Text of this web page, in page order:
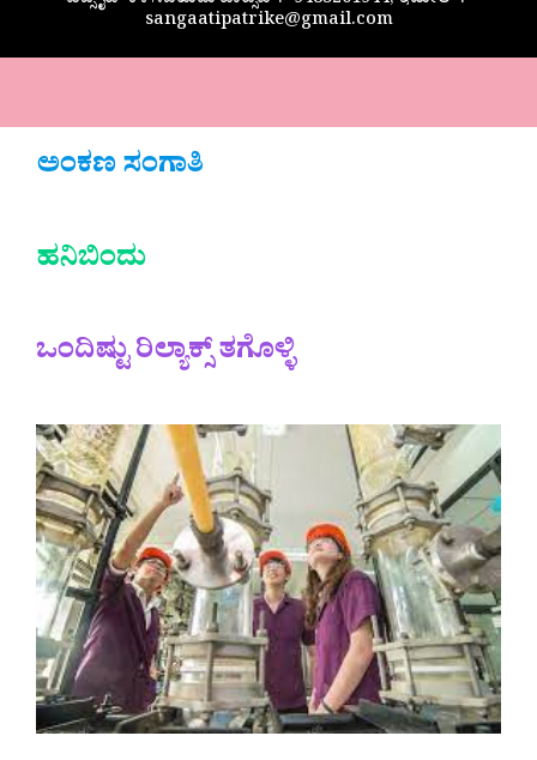
sangaatipatrike@gmail.com
ಅಂಕಣ ಸಂಗಾತಿ
ಹನಿಬಿಂದು
ಒಂದಿಷ್ಟು ರಿಲ್ಯಾಕ್ಸ್ ತಗೊಳ್ಳಿ